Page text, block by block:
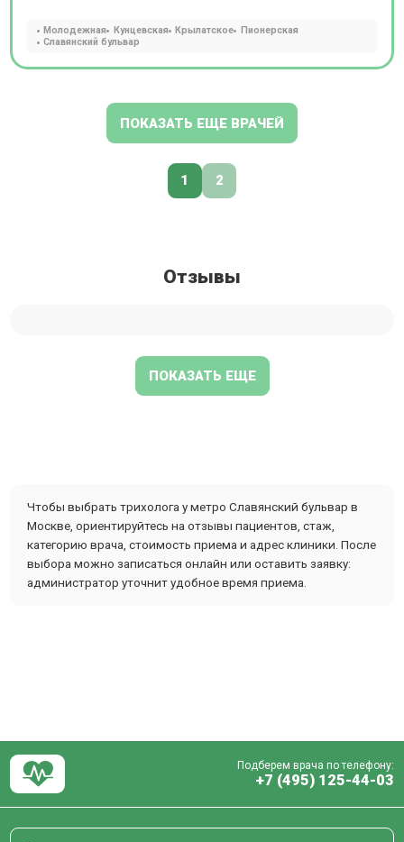
Молодежная Кунцевская Крылатское
Пионерская
Славянский бульвар
ПОКАЗАТЬ ЕЩЕ ВРАЧЕЙ
1 2
Отзывы
ПОКАЗАТЬ ЕЩЕ
Чтобы выбрать трихолога у метро Славянский бульвар в
Москве, ориентируйтесь на отзывы пациентов, стаж,
категорию врача, стоимость приема и адрес клиники. После
выбора можно записаться онлайн или оставить заявку:
администратор уточнит удобное время приема.
Подберем врача по телефону:
+7 (495) 125-44-03